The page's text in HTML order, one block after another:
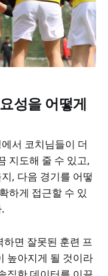
성을 어떻게
서 코치님들이 더
지도해 줄 수 있고,
, 다음 경기를 어떻
하게 접근할 수 있
면 잘못된 훈련 프
높아지게 될 것이라